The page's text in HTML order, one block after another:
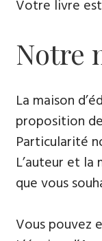
Votre livre
Notre
La maison
proposition
Particularité
L’auteur et
que vous
Vous pouvez